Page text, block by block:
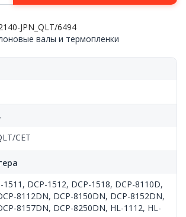
JPN_QLT/6494
валы и термопленки
CET
1511 , DCP-1512, DCP-1518, DCP-8110D,
8112DN, DCP-8150DN, DCP-8152DN,
8157DN, DCP-8250DN, HL-1112, HL-